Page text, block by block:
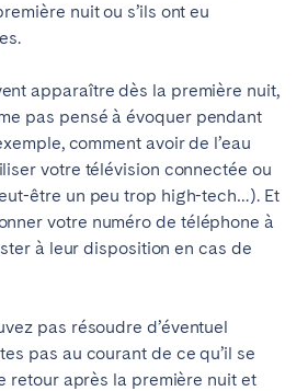
nuit ou s’ils ont eu
apparaître dès la première nuit,
pas pensé à évoquer pendant
comment avoir de l’eau
votre télévision connectée ou
être un peu trop high-tech…). Et
votre numéro de téléphone à
à leur disposition en cas de
pas résoudre d’éventuel
pas au courant de ce qu’il se
retour après la première nuit et